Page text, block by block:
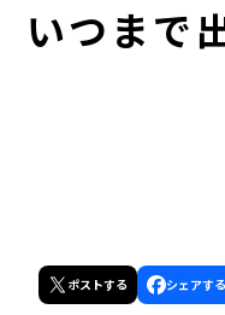
いつまで
ポストする シェアする